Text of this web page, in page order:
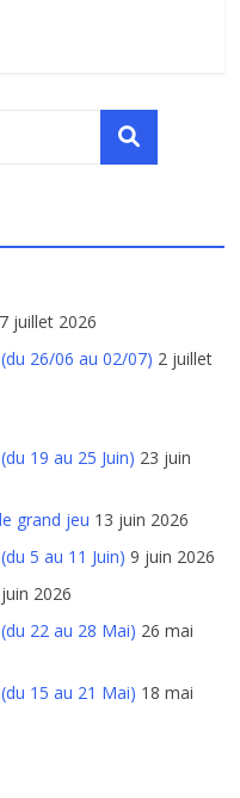
juillet 2026
26/06 au 02/07) 2 juillet
19 au 25 Juin) 23 juin
grand jeu 13 juin 2026
5 au 11 Juin) 9 juin 2026
2026
22 au 28 Mai) 26 mai
15 au 21 Mai) 18 mai